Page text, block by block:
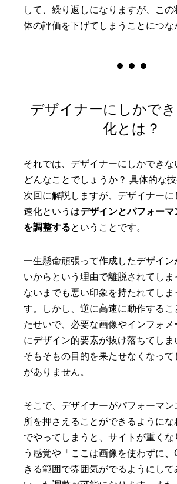
して、繰り返しになりますが、こ
体の評価を下げてしまうことにつな
デザイナーにしかで
化とは？
それでは、デザイナーにしかできな
どんなことでしょうか？ 具体的な
次回に解説しますが、デザイナーに
速化というはデザインとパフォーマ
を調整するということです。
一生懸命頑張って作成したデザイン
いからという理由で離脱されてしま
ないまでも悪い印象を持たれてし
す。しかし、逆に高速に動作する
たせいで、必要な画像やインフォ
にデザイン的要素が抜け落ちてし
そもそもの目的を果たせなくなって
がありません。
そこで、デザイナーがパフォーマン
所を押さえることができるようにな
でやってしまうと、サイトが重くな
う感覚や「ここは画像を使わずに
きる範囲で雰囲気がでるようにして